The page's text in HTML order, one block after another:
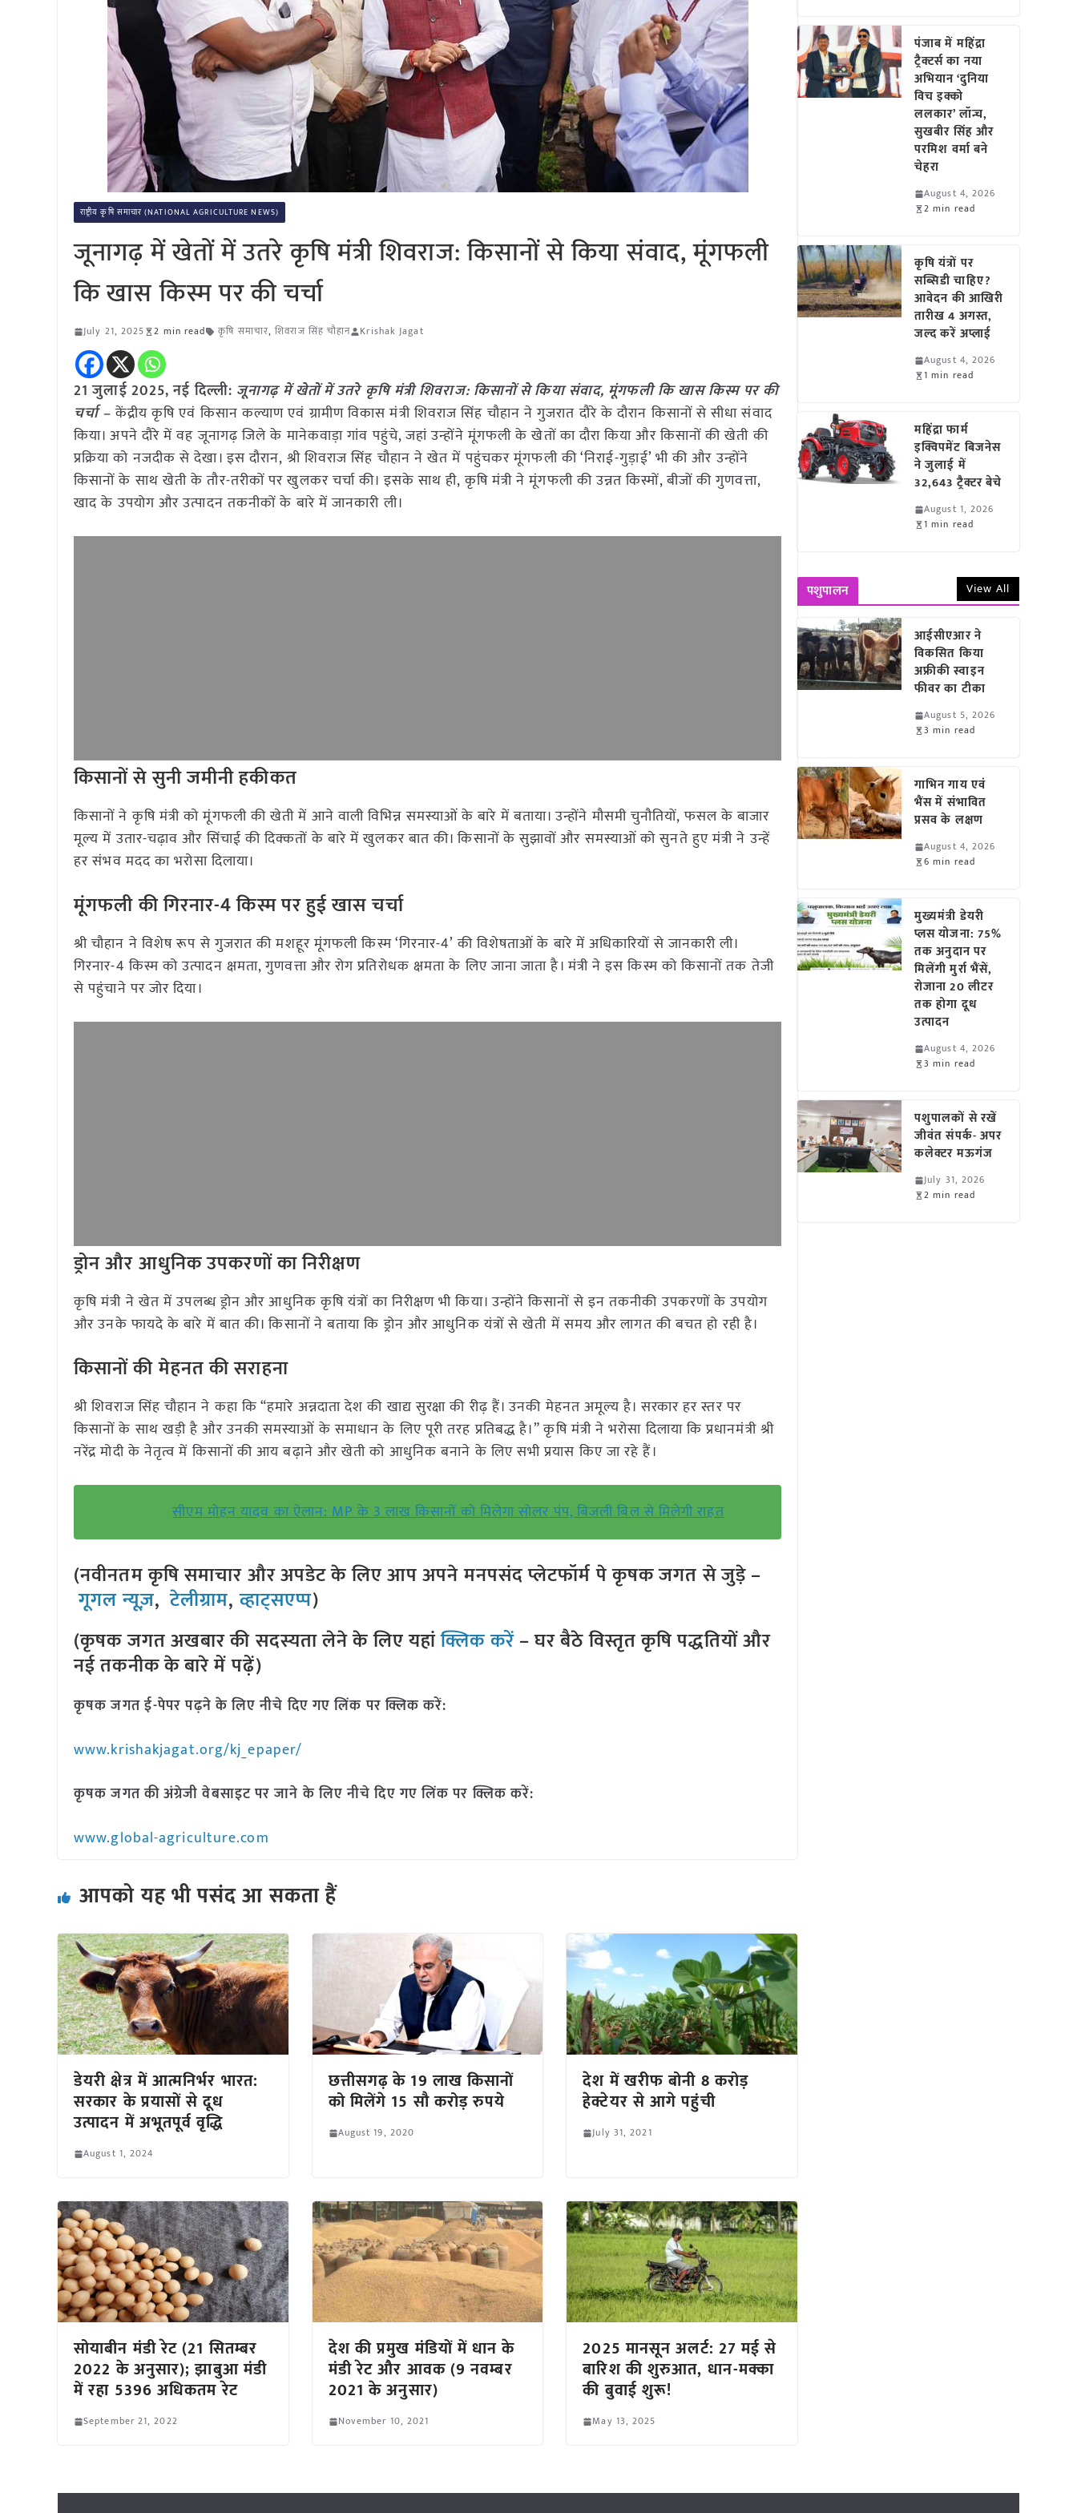
राष्ट्रीय कृषि समाचार (NATIONAL AGRICULTURE NEWS)
जूनागढ़ में खेतों में उतरे कृषि मंत्री शिवराज: किसानों से किया संवाद, मूंगफली
कि खास किस्म पर की चर्चा
July 21, 2025 2 min read कृषि समाचार,शिवराज सिंह चौहान Krishak Jagat
21 जुलाई 2025, नई दिल्ली: जूनागढ़ में खेतों में उतरे कृषि मंत्री शिवराज: किसानों से किया संवाद, मूंगफली कि खास किस्म पर की
चर्चा –केंद्रीय कृषि एवं किसान कल्याण एवं ग्रामीण विकास मंत्री शिवराज सिंह चौहान ने गुजरात दौरे के दौरान किसानों से सीधा संवाद
किया। अपने दौरे में वह जूनागढ़ जिले के मानेकवाड़ा गांव पहुंचे, जहां उन्होंने मूंगफली के खेतों का दौरा किया और किसानों की खेती की
प्रक्रिया को नजदीक से देखा। इस दौरान, श्री शिवराज सिंह चौहान ने खेत में पहुंचकर मूंगफली की ‘निराई-गुड़ाई’ भी की और उन्होंने
किसानों के साथ खेती के तौर-तरीकों पर खुलकर चर्चा की। इसके साथ ही, कृषि मंत्री ने मूंगफली की उन्नत किस्मों, बीजों की गुणवत्ता,
खाद के उपयोग और उत्पादन तकनीकों के बारे में जानकारी ली।
किसानों से सुनी जमीनी हकीकत
किसानों ने कृषि मंत्री को मूंगफली की खेती में आने वाली विभिन्न समस्याओं के बारे में बताया। उन्होंने मौसमी चुनौतियों, फसल के बाजार
मूल्य में उतार-चढ़ाव और सिंचाई की दिक्कतों के बारे में खुलकर बात की। किसानों के सुझावों और समस्याओं को सुनते हुए मंत्री ने उन्हें
हर संभव मदद का भरोसा दिलाया।
मूंगफली की गिरनार-4 किस्म पर हुई खास चर्चा
श्री चौहान ने विशेष रूप से गुजरात की मशहूर मूंगफली किस्म ‘गिरनार-4’ की विशेषताओं के बारे में अधिकारियों से जानकारी ली।
गिरनार-4 किस्म को उत्पादन क्षमता, गुणवत्ता और रोग प्रतिरोधक क्षमता के लिए जाना जाता है। मंत्री ने इस किस्म को किसानों तक तेजी
से पहुंचाने पर जोर दिया।
ड्रोन और आधुनिक उपकरणों का निरीक्षण
कृषि मंत्री ने खेत में उपलब्ध ड्रोन और आधुनिक कृषि यंत्रों का निरीक्षण भी किया। उन्होंने किसानों से इन तकनीकी उपकरणों के उपयोग
और उनके फायदे के बारे में बात की। किसानों ने बताया कि ड्रोन और आधुनिक यंत्रों से खेती में समय और लागत की बचत हो रही है।
किसानों की मेहनत की सराहना
श्री शिवराज सिंह चौहान ने कहा कि “हमारे अन्नदाता देश की खाद्य सुरक्षा की रीढ़ हैं। उनकी मेहनत अमूल्य है। सरकार हर स्तर पर
किसानों के साथ खड़ी है और उनकी समस्याओं के समाधान के लिए पूरी तरह प्रतिबद्ध है।” कृषि मंत्री ने भरोसा दिलाया कि प्रधानमंत्री श्री
नरेंद्र मोदी के नेतृत्व में किसानों की आय बढ़ाने और खेती को आधुनिक बनाने के लिए सभी प्रयास किए जा रहे हैं।
सीएम मोहन यादव का ऐलान: MP के 3 लाख किसानों को मिलेगा सोलर पंप, बिजली बिल से मिलेगी राहत
(नवीनतम कृषि समाचार और अपडेट के लिए आप अपने मनपसंद प्लेटफॉर्म पे कृषक जगत से जुड़े –
गूगल न्यूज़,टेलीग्राम,व्हाट्सएप्प)
(कृषक जगत अखबार की सदस्यता लेने के लिए यहांक्लिक करें– घर बैठे विस्तृत कृषि पद्धतियों और
नई तकनीक के बारे में पढ़ें)
कृषक जगत ई-पेपर पढ़ने के लिए नीचे दिए गए लिंक पर क्लिक करें:
www.krishakjagat.org/kj_epaper/
कृषक जगत की अंग्रेजी वेबसाइट पर जाने के लिए नीचे दिए गए लिंक पर क्लिक करें:
www.global-agriculture.com
आपको यह भी पसंद आ सकता हैं
डेयरी क्षेत्र में आत्मनिर्भर भारत:
सरकार के प्रयासों से दूध
उत्पादन में अभूतपूर्व वृद्धि
August 1, 2024
छत्तीसगढ़ के 19 लाख किसानों
को मिलेंगे 15 सौ करोड़ रुपये
August 19, 2020
देश में खरीफ बोनी 8 करोड़
हेक्टेयर से आगे पहुंची
July 31, 2021
सोयाबीन मंडी रेट (21 सितम्बर
2022 के अनुसार); झाबुआ मंडी
में रहा 5396 अधिकतम रेट
September 21, 2022
देश की प्रमुख मंडियों में धान के
मंडी रेट और आवक (9 नवम्बर
2021 के अनुसार)
November 10, 2021
2025 मानसून अलर्ट: 27 मई से
बारिश की शुरुआत, धान-मक्का
की बुवाई शुरू!
May 13, 2025
पंजाब में महिंद्रा
ट्रैक्टर्स का नया
अभियान ‘दुनिया
विच इक्को
ललकार’ लॉन्च,
सुखबीर सिंह और
परमिश वर्मा बने
चेहरा
August 4, 2026
2 min read
कृषि यंत्रों पर
सब्सिडी चाहिए?
आवेदन की आखिरी
तारीख 4 अगस्त,
जल्द करें अप्लाई
August 4, 2026
1 min read
महिंद्रा फार्म
इक्विपमेंट बिजनेस
ने जुलाई में
32,643 ट्रैक्टर बेचे
August 1, 2026
1 min read
पशुपालन View All
आईसीएआर ने
विकसित किया
अफ्रीकी स्वाइन
फीवर का टीका
August 5, 2026
3 min read
गाभिन गाय एवं
भैंस में संभावित
प्रसव के लक्षण
August 4, 2026
6 min read
मुख्यमंत्री डेयरी
प्लस योजना: 75%
तक अनुदान पर
मिलेंगी मुर्रा भैंसें,
रोजाना 20 लीटर
तक होगा दूध
उत्पादन
August 4, 2026
3 min read
पशुपालकों से रखें
जीवंत संपर्क- अपर
कलेक्टर मऊगंज
July 31, 2026
2 min read